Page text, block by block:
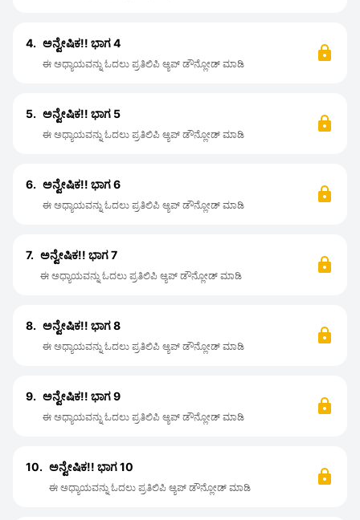
4. ಅನ್ವೇಷಿಕ!! ಭಾಗ 4
ಈ ಅಧ್ಯಾಯವನ್ನು ಓದಲು ಪ್ರತಿಲಿಪಿ ಆ್ಯಪ್ ಡೌನ್ಲೋಡ್ ಮಾಡಿ
5. ಅನ್ವೇಷಿಕ!! ಭಾಗ 5
ಈ ಅಧ್ಯಾಯವನ್ನು ಓದಲು ಪ್ರತಿಲಿಪಿ ಆ್ಯಪ್ ಡೌನ್ಲೋಡ್ ಮಾಡಿ
6. ಅನ್ವೇಷಿಕ!! ಭಾಗ 6
ಈ ಅಧ್ಯಾಯವನ್ನು ಓದಲು ಪ್ರತಿಲಿಪಿ ಆ್ಯಪ್ ಡೌನ್ಲೋಡ್ ಮಾಡಿ
7. ಅನ್ವೇಷಿಕ!! ಭಾಗ 7
ಈ ಅಧ್ಯಾಯವನ್ನು ಓದಲು ಪ್ರತಿಲಿಪಿ ಆ್ಯಪ್ ಡೌನ್ಲೋಡ್ ಮಾಡಿ
8. ಅನ್ವೇಷಿಕ!! ಭಾಗ 8
ಈ ಅಧ್ಯಾಯವನ್ನು ಓದಲು ಪ್ರತಿಲಿಪಿ ಆ್ಯಪ್ ಡೌನ್ಲೋಡ್ ಮಾಡಿ
9. ಅನ್ವೇಷಿಕ!! ಭಾಗ 9
ಈ ಅಧ್ಯಾಯವನ್ನು ಓದಲು ಪ್ರತಿಲಿಪಿ ಆ್ಯಪ್ ಡೌನ್ಲೋಡ್ ಮಾಡಿ
10. ಅನ್ವೇಷಿಕ!! ಭಾಗ 10
ಈ ಅಧ್ಯಾಯವನ್ನು ಓದಲು ಪ್ರತಿಲಿಪಿ ಆ್ಯಪ್ ಡೌನ್ಲೋಡ್ ಮಾಡಿ